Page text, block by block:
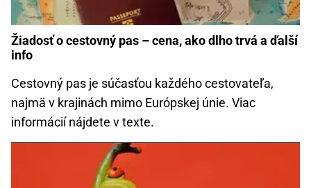
Žiadosť o cestovný pas – cena, ako dlho trvá a ďalší
info
Cestovný pas je súčasťou každého cestovateľa,
najmä v krajinách mimo Európskej únie. Viac
informácií nájdete v texte.